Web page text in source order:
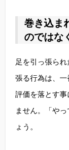
巻き込ま
のではな
足を引っ張ら
張る行為は、
評価を落とす
ません。「や
ょう。